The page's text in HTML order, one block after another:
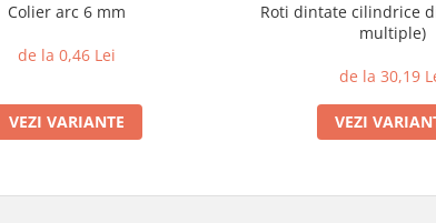
Colier arc 6 mm
de la 0,46 Lei
VEZI VARIANTE
Roti dintate cilindrice
multiple)
de la 30,19
VEZI